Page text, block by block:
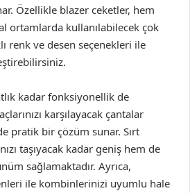
Özellikle blazer ceketler, hem
ortamlarda kullanılabilecek çok
renk ve desen seçenekleri ile
kadar fonksiyonellik de
karşılayacak çantalar
pratik bir çözüm sunar. Sırt
taşıyacak kadar geniş hem de
sağlamaktadır. Ayrıca,
ile kombinlerinizi uyumlu hale